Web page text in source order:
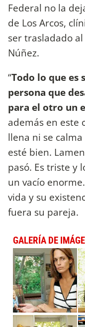
Federal no la
de Los Arcos,
ser trasladado
Núñez.
“Todo lo que es
persona que
para el otro un
además en este
llena ni se
esté bien.
pasó. Es triste y
un vacío
vida y su
fuera su pareja.
GALERÍA DE